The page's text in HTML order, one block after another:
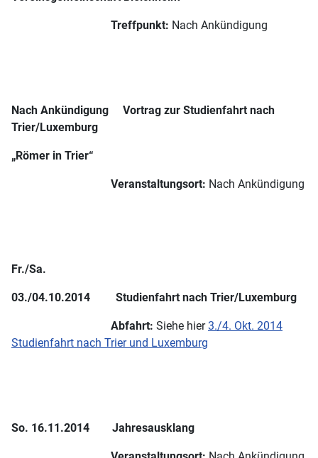
Treffpunkt: Nach Ankündigung
Nach Ankündigung Vortrag zur Studienfahrt nach
Trier/Luxemburg
„Römer in Trier“
Veranstaltungsort: Nach Ankündigung
Fr./Sa.
03./04.10.2014 Studienfahrt nach Trier/Luxemburg
Abfahrt: Siehe hier3./4. Okt. 2014
Studienfahrt nach Trier und Luxemburg
So. 16.11.2014 Jahresausklang